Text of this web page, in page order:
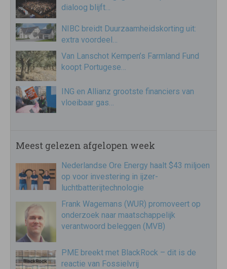
dialoog blijft…
NIBC breidt Duurzaamheidskorting uit:
extra voordeel…
Van Lanschot Kempen’s Farmland Fund
koopt Portugese…
ING en Allianz grootste financiers van
vloeibaar gas…
Meest gelezen afgelopen week
Nederlandse Ore Energy haalt $43 miljoen
op voor investering in ijzer-
luchtbatterijtechnologie
Frank Wagemans (WUR) promoveert op
onderzoek naar maatschappelijk
verantwoord beleggen (MVB)
PME breekt met BlackRock – dit is de
reactie van Fossielvrij